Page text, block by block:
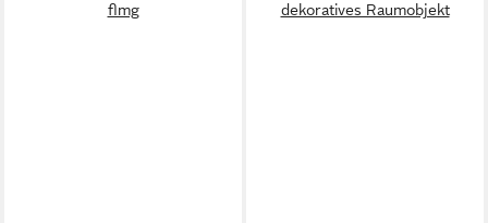
flmg
dekoratives Raumobjekt